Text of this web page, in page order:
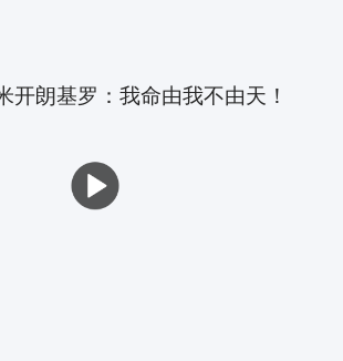
开朗基罗：我命由我不由天！